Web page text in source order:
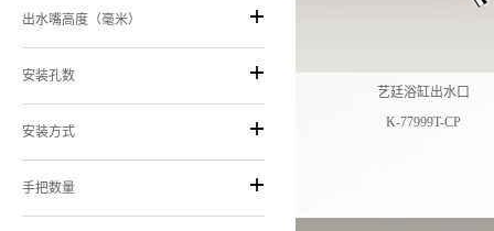
出水嘴高度（毫米）
安装孔数
安装方式
手把数量
艺廷浴缸出水口
K-77999T-CP